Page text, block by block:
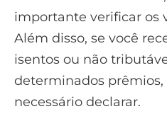
importante verificar os
Além disso, se você
isentos ou não
determinados
necessário declarar.